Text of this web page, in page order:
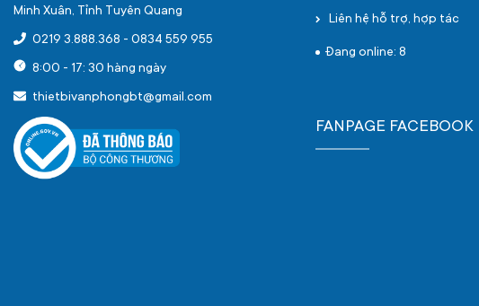
Minh Xuân, Tỉnh Tuyên Quang
0219 3.888.368 - 0834 559 955
8:00 - 17: 30 hàng ngày
thietbivanphongbt@gmail.com
Liên hệ hỗ trợ, hợp tác
Đang online: 8
FANPAGE FACEBOOK